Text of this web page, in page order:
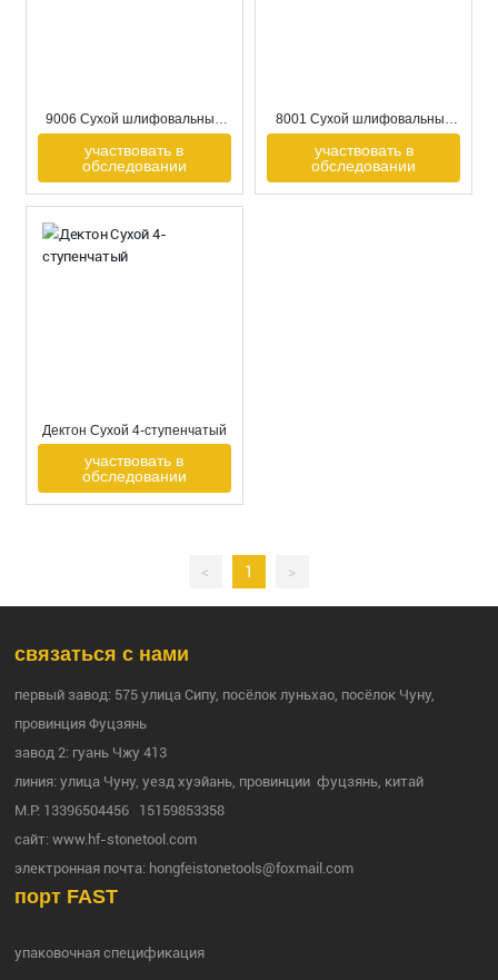
9006 Сухой шлифовальный
круг
участвовать в
обследовании
8001 Сухой шлифовальный
круг
участвовать в
обследовании
Дектон Сухой 4-ступенчатый
участвовать в
обследовании
< 1 >
связаться с нами
первый завод: 575 улица Сипу, посёлок луньхао, посёлок Чуну,
провинция Фуцзянь
завод 2: гуань Чжу 413
линия: улица Чуну, уезд хуэйань, провинции фуцзянь, китай
M.P: 13396504456
15159853358
сайт:www.hf-stonetool.com
электронная почта: hongfeistonetools@foxmail.com
порт FAST
упаковочная спецификация